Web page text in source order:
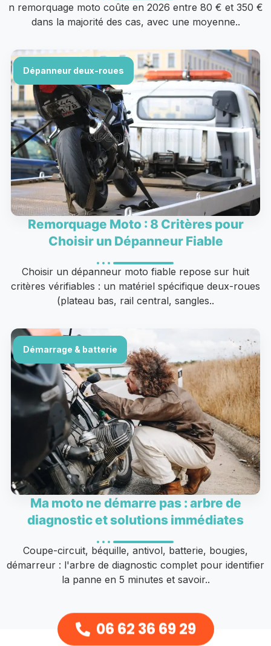
n remorquage moto coûte en 2026 entre 80 € et 350 €
dans la majorité des cas, avec une moyenne..
Dépanneur deux-roues
Remorquage Moto : 8 Critères pour
Choisir un Dépanneur Fiable
Choisir un dépanneur moto fiable repose sur huit
critères vérifiables : un matériel spécifique deux-roues
(plateau bas, rail central, sangles..
Démarrage & batterie
Ma moto ne démarre pas : arbre de
diagnostic et solutions immédiates
Coupe-circuit, béquille, antivol, batterie, bougies,
démarreur : l'arbre de diagnostic complet pour identifier
la panne en 5 minutes et savoir..
06 62 36 69 29